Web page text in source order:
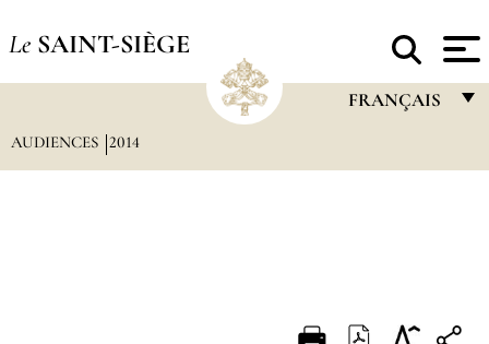
Le SAINT-SIÈGE
FRANÇAIS
AUDIENCES 2014